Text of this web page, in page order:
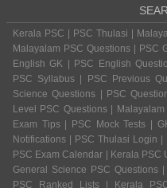
Kerala PSC | PSC Thulasi |
Malayalam PSC Questions | PSC
English GK | PSC English
PSC Syllabus | PSC Previous
Science Questions | PSC
Level PSC Questions |
Exam Tips | PSC Mock Tests |
Notifications | PSC Thulasi Login
PSC Exam Calendar | Kerala PSC
General Science PSC Questions
PSC Ranked Lists | Kerala